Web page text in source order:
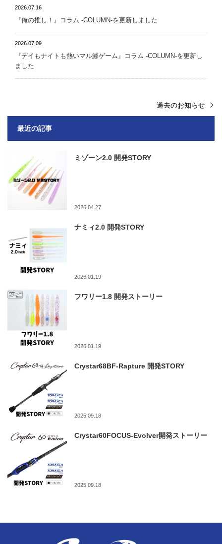
2026.07.16
『俺の推し！』 コラム -COLUMN-を更新しました
2026.07.09
『デイもナイトも熱いマル鯵ゲーム』 コラム -COLUMN-を更新し
ました
過去のお知らせ
最近の記事
ミゾーン2.0 開発STORY
2026.04.27
ナミィ2.0 開発STORY
2026.01.19
フワリー1.8 開発ストーリー
2026.01.19
Crystar68BF-Rapture 開発STORY
2025.09.18
Crystar60FOCUS-Evolver開発ストーリー
2025.09.18